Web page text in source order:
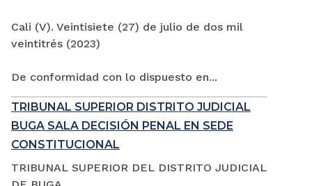
Cali (V). Veintisiete (27) de julio de dos mil
veintitrés (2023)
De conformidad con lo dispuesto en...
TRIBUNAL SUPERIOR DISTRITO JUDICIAL
BUGA SALA DECISIÓN PENAL EN SEDE
CONSTITUCIONAL
TRIBUNAL SUPERIOR DEL DISTRITO JUDICIAL